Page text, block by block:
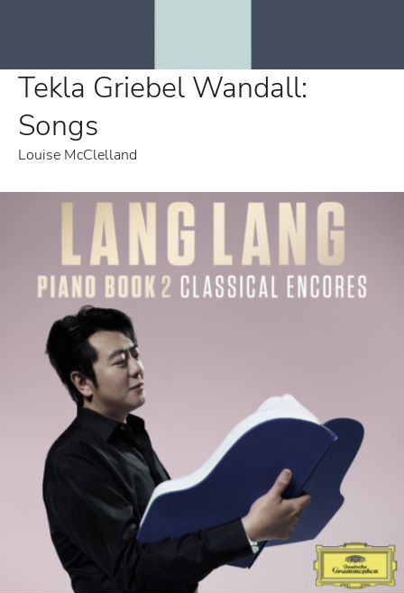
Tekla Griebel Wandall:
Songs
Louise McClelland